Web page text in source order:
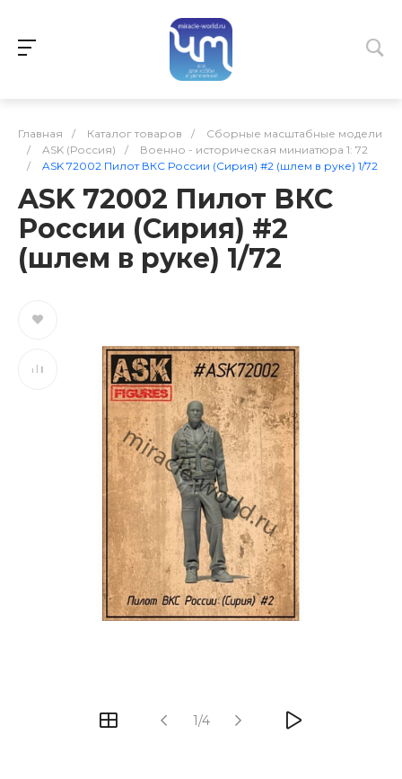
Главная / Каталог товаров /
Сборные масштабные модели
/
ASK (Россия) /
Военно - историческая миниатюра 1: 72
/
ASK 72002 Пилот ВКС России (Сирия) #2 (шлем в руке) 1/72
ASK 72002 Пилот ВКС
России (Сирия) #2
(шлем в руке) 1/72
1/4